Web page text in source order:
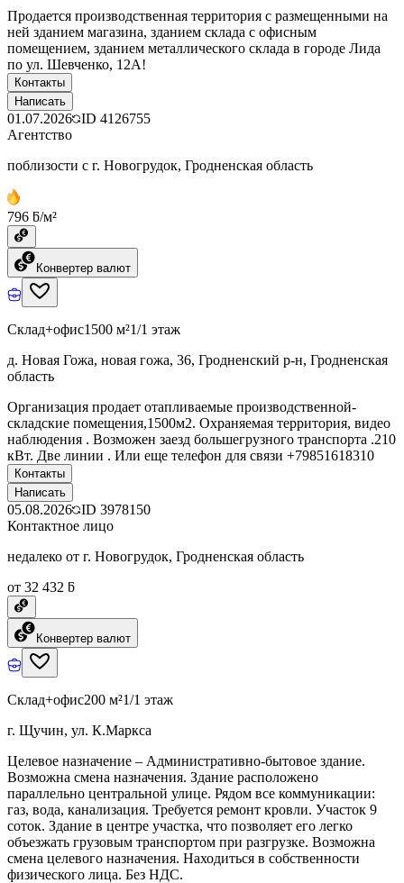
Продается производственная территория с размещенными на
ней зданием магазина, зданием склада с офисным
помещением, зданием металлического склада в городе Лида
по ул. Шевченко, 12А!
Контакты
Написать
01.07.2026 ID 4126755
Агентство
поблизости с г. Новогрудок, Гродненская область
796 ƃ/м²
Конвертер валют
Склад+офис1500 м²1/1 этаж
д. Новая Гожа, новая гожа, 36, Гродненский р-н, Гродненская
область
Организация продает отапливаемые производственной-
складские помещения,1500м2. Охраняемая территория, видео
наблюдения . Возможен заезд большегрузного транспорта .210
кВт. Две линии . Или еще телефон для связи +79851618310
Контакты
Написать
05.08.2026 ID 3978150
Контактное лицо
недалеко от г. Новогрудок, Гродненская область
от 32 432 ƃ
Конвертер валют
Склад+офис200 м²1/1 этаж
г. Щучин, ул. К.Маркса
Целевое назначение – Административно-бытовое здание.
Возможна смена назначения. Здание расположено
параллельно центральной улице. Рядом все коммуникации:
газ, вода, канализация. Требуется ремонт кровли. Участок 9
соток. Здание в центре участка, что позволяет его легко
объезжать грузовым транспортом при разгрузке. Возможна
смена целевого назначения. Находиться в собственности
физического лица. Без НДС.